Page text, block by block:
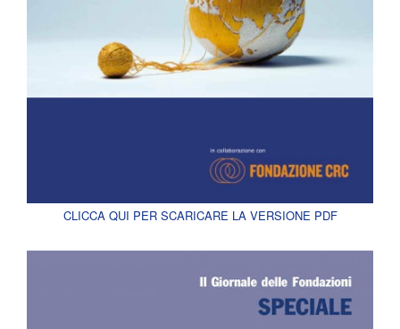
CLICCA QUI PER SCARICARE LA VERSIONE PDF